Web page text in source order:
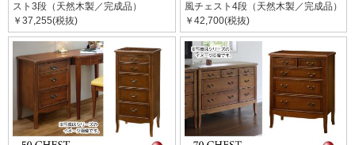
スト3段（天然木製／完成品）
￥37,255(税抜)
風チェスト4段（天然木製／完成品）
￥42,700(税抜)